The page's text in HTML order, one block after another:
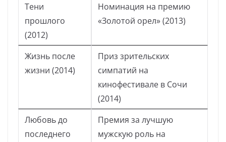
Тени
прошлого
(2012)
Номинация на премию
«Золотой орел» (2013)
Жизнь после
жизни (2014)
Приз зрительских
симпатий на
кинофестивале в Сочи
(2014)
Любовь до
последнего
Премия за лучшую
мужскую роль на